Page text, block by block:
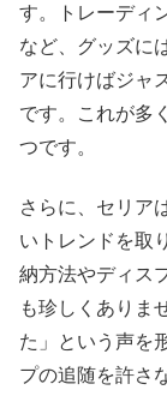
す。トレーディ
など、グッズに
アに行けばジャ
です。これが多
つです。
さらに、セリア
いトレンドを取
納方法やディス
も珍しくありま
た」という声を
プの追随を許さ